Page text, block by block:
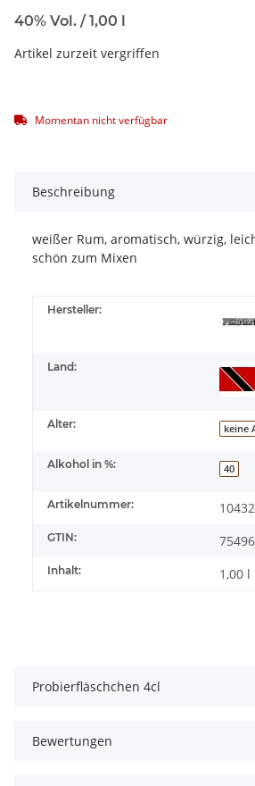
40% Vol. / 1,00 l
Artikel zurzeit vergriffen
Momentan nicht verfügbar
Beschreibung
weißer Rum, aromatisch, würzig,
schön zum Mixen
Hersteller:
Land:
Alter: keine
Alkohol in %: 40
Artikelnummer: 10432
GTIN:
Inhalt: 1,00 l
Probierfläschchen 4cl
Bewertungen